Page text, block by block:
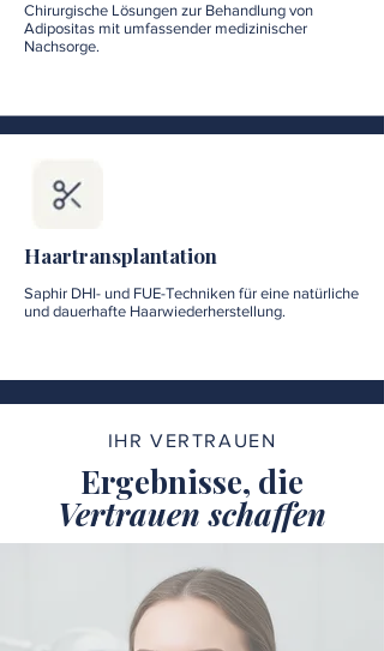
Chirurgische Lösungen zur Behandlung von
Adipositas mit umfassender medizinischer
Nachsorge.
Haartransplantation
Saphir DHI- und FUE-Techniken für eine natürliche
und dauerhafte Haarwiederherstellung.
IHR VERTRAUEN
Ergebnisse, die
Vertrauen schaffen